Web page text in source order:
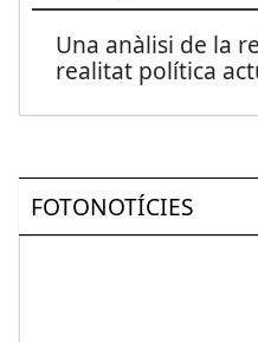
Una anàlisi de la
realitat política
FOTONOTÍCIES